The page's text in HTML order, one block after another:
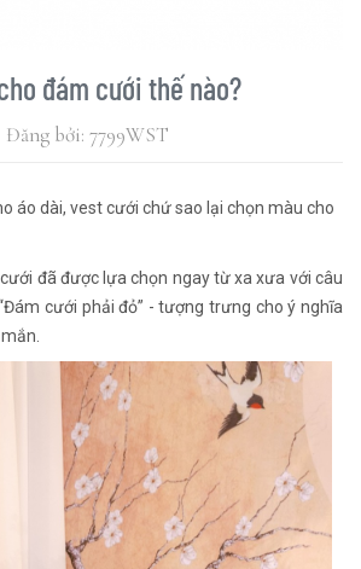
đám cưới thế nào?
Đăng bởi: 7799WST
áo dài, vest cưới chứ sao lại chọn màu cho
đã được lựa chọn ngay từ xa xưa với câu
cưới phải đỏ” - tượng trưng cho ý nghĩa